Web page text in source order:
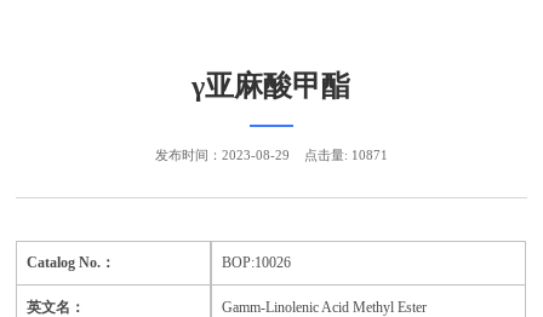
γ亚麻酸甲酯
Catalog No.： BOP:10026
英文名： Gamm-Linolenic Acid Methyl Ester